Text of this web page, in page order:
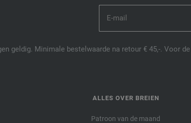
geldig. Minimale bestelwaarde na retour € 45,-. Voor
ALLES OVER BREIEN
Patroon van de maand